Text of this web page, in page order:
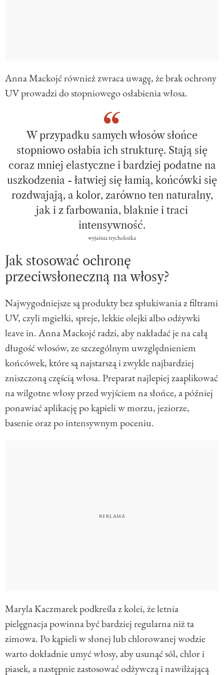
Anna Mackojć również zwraca uwagę, że brak ochrony
UV prowadzi do stopniowego osłabienia włosa.
W przypadku samych włosów słońce
stopniowo osłabia ich strukturę. Stają się
coraz mniej elastyczne i bardziej podatne na
uszkodzenia - łatwiej się łamią, końcówki się
rozdwajają, a kolor, zarówno ten naturalny,
jak i z farbowania, blaknie i traci
intensywność.
wyjaśnia trycholożka
Jak stosować ochronę
przeciwsłoneczną na włosy?
Najwygodniejsze są produkty bez spłukiwania z filtrami
UV, czyli mgiełki, spreje, lekkie olejki albo odżywki
leave in. Anna Mackojć radzi, aby nakładać je na całą
długość włosów, ze szczególnym uwzględnieniem
końcówek, które są najstarszą i zwykle najbardziej
zniszczoną częścią włosa. Preparat najlepiej zaaplikować
na wilgotne włosy przed wyjściem na słońce, a później
ponawiać aplikację po kąpieli w morzu, jeziorze,
basenie oraz po intensywnym poceniu.
Maryla Kaczmarek podkreśla z kolei, że letnia
pielęgnacja powinna być bardziej regularna niż ta
zimowa. Po kąpieli w słonej lub chlorowanej wodzie
warto dokładnie umyć włosy, aby usunąć sól, chlor i
piasek, a następnie zastosować odżywczą i nawilżającą